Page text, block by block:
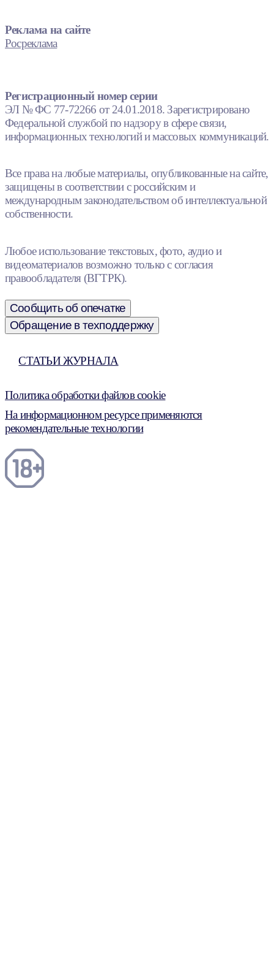
Реклама на сайте
Росреклама
Регистрационный номер серии
ЭЛ № ФС 77-72266 от 24.01.2018. Зарегистрировано
Федеральной службой по надзору в сфере связи,
информационных технологий и массовых коммуникаций.
Все права на любые материалы, опубликованные на сайте,
защищены в соответствии с российским и
международным законодательством об интеллектуальной
собственности.
Любое использование текстовых, фото, аудио и
видеоматериалов возможно только с согласия
правообладателя (ВГТРК).
Сообщить об опечатке
Обращение в техподдержку
СТАТЬИ ЖУРНАЛА
Политика обработки файлов cookie
На информационном ресурсе применяются
рекомендательные технологии